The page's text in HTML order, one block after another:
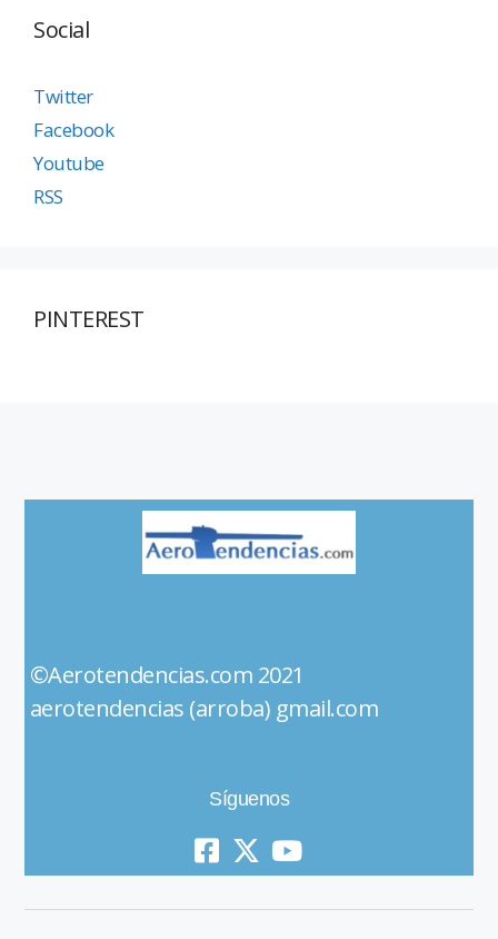
Social
Twitter
Facebook
Youtube
RSS
PINTEREST
©Aerotendencias.com 2021
aerotendencias (arroba) gmail.com
Síguenos